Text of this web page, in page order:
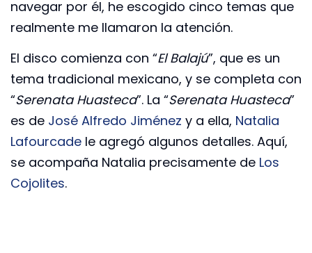
navegar por él, he escogido cinco temas que
realmente me llamaron la atención.
El disco comienza con “El Balajú”, que es un
tema tradicional mexicano, y se completa con
“Serenata Huasteca”. La “Serenata Huasteca”
es de José Alfredo Jiménez y a ella, Natalia
Lafourcade le agregó algunos detalles. Aquí,
se acompaña Natalia precisamente de Los
Cojolites.